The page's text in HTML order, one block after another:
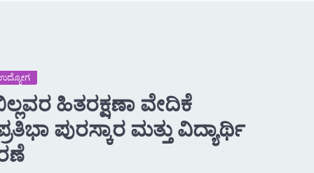
ಹಿತರಕ್ಷಣಾ ವೇದಿಕೆ
ಪುರಸ್ಕಾರ ಮತ್ತು ವಿದ್ಯಾರ್ಥಿ